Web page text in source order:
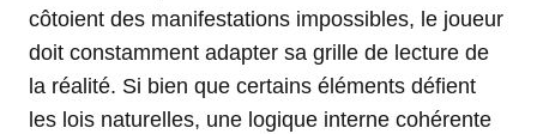
côtoient des manifestations impossibles, le joueur
doit constamment adapter sa grille de lecture de
la réalité. Si bien que certains éléments défient
les lois naturelles, une logique interne cohérente